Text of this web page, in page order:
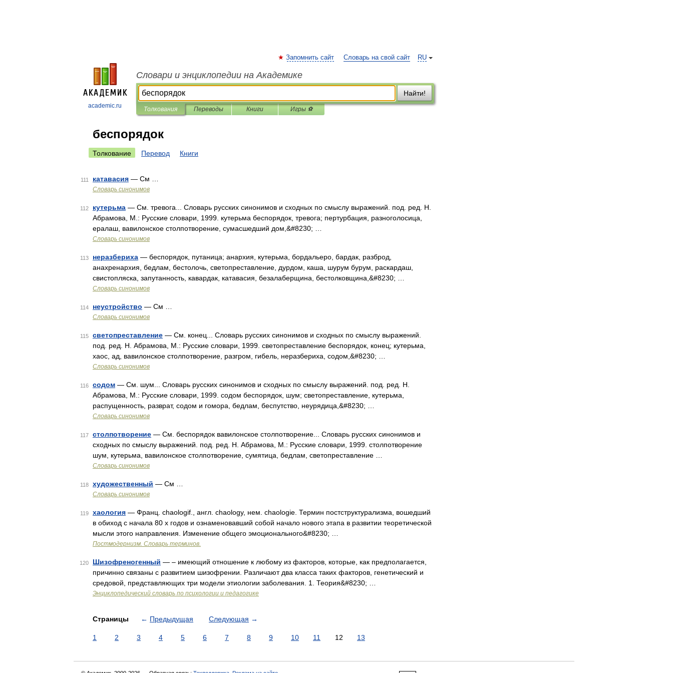
academic.ru
RU
Запомнить сайт Словарь на свой сайт
Словари и энциклопедии на Академике
Найти!
Толкования Переводы Книги Игры ⚽
беспорядок
Толкование Перевод Книги
111 катавасия — См …
Словарь синонимов
112 кутерьма — См. тревога... Словарь русских синонимов и сходных по смыслу выражений. под. ред. Н.
Абрамова, М.: Русские словари, 1999. кутерьма беспорядок, тревога; пертурбация, разноголосица,
ералаш, вавилонское столпотворение, сумасшедший дом,&#8230; …
Словарь синонимов
113 неразбериха — беспорядок, путаница; анархия, кутерьма, бордальеро, бардак, разброд,
анахренархия, бедлам, бестолочь, светопреставление, дурдом, каша, шурум бурум, раскардаш,
свистопляска, запутанность, кавардак, катавасия, безалаберщина, бестолковщина,&#8230; …
Словарь синонимов
114 неустройство — См …
Словарь синонимов
115 светопреставление — См. конец... Словарь русских синонимов и сходных по смыслу выражений.
под. ред. Н. Абрамова, М.: Русские словари, 1999. светопреставление беспорядок, конец; кутерьма,
хаос, ад, вавилонское столпотворение, разгром, гибель, неразбериха, содом,&#8230; …
Словарь синонимов
116 содом — См. шум... Словарь русских синонимов и сходных по смыслу выражений. под. ред. Н.
Абрамова, М.: Русские словари, 1999. содом беспорядок, шум; светопреставление, кутерьма,
распущенность, разврат, содом и гомора, бедлам, беспутство, неурядица,&#8230; …
Словарь синонимов
117 столпотворение — См. беспорядок вавилонское столпотворение... Словарь русских синонимов и
сходных по смыслу выражений. под. ред. Н. Абрамова, М.: Русские словари, 1999. столпотворение
шум, кутерьма, вавилонское столпотворение, сумятица, бедлам, светопреставление …
Словарь синонимов
118 художественный — См …
Словарь синонимов
119 хаология — Франц. chaologif., англ. chaology, нем. chaologie. Термин постструктурализма, вошедший
в обиход с начала 80 х годов и ознаменовавший собой начало нового этапа в развитии теоретической
мысли этого направления. Изменение общего эмоционального&#8230; …
Постмодернизм. Словарь терминов.
120 Шизофреногенный — – имеющий отношение к любому из факторов, которые, как предполагается,
причинно связаны с развитием шизофрении. Различают два класса таких факторов, генетический и
средовой, представляющих три модели этиологии заболевания. 1. Теория&#8230; …
Энциклопедический словарь по психологии и педагогике
Страницы ← Предыдущая Следующая →
1 2 3 4 5 6 7 8 9 10 11 12 13